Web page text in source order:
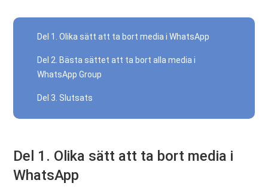
Del 1. Olika sätt att ta bort media i WhatsApp
Del 2. Bästa sättet att ta bort alla media i
WhatsApp Group
Del 3. Slutsats
Del 1. Olika sätt att ta bort media i
WhatsApp